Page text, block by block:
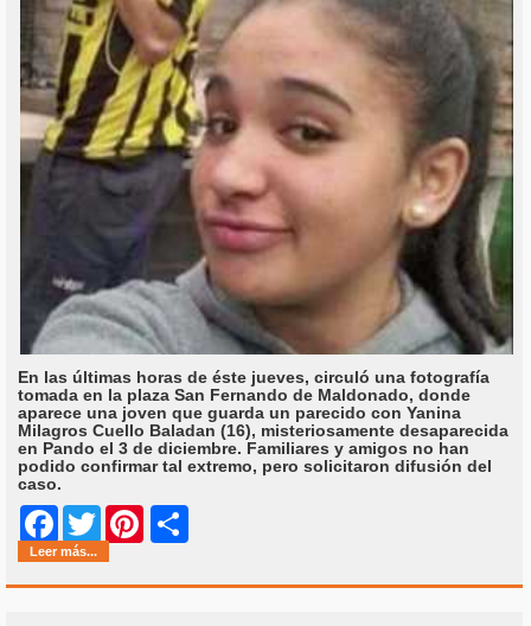
En las últimas horas de éste jueves, circuló una fotografía
tomada en la plaza San Fernando de Maldonado, donde
aparece una joven que guarda un parecido con Yanina
Milagros Cuello Baladan (16), misteriosamente desaparecida
en Pando el 3 de diciembre. Familiares y amigos no han
podido confirmar tal extremo, pero solicitaron difusión del
caso.
Facebook
Twitter Pinterest
Leer más...